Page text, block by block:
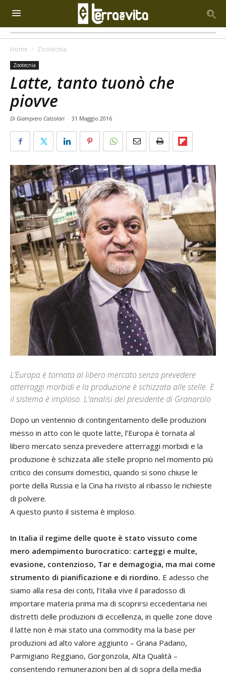
Home Zootecnia
Zootecnia
Latte, tanto tuonò che
piovve
Di Giampiero Calzolari - 31 Maggio 2016
L’Europa è tornata al libero mercato senza prevedere
atterraggi morbidi e la produzione è schizzata alle stelle. E
il sistema è imploso. L'analisi del presidente di Granarolo
Dopo un ventennio di contingentamento delle produzioni
messo in atto con le quote latte, l’Europa è tornata al
libero mercato senza prevedere atterraggi morbidi e la
produzione è schizzata alle stelle proprio nel momento più
critico dei consumi domestici, quando si sono chiuse le
porte della Russia e la Cina ha rivisto al ribasso le richieste
di polvere.
A questo punto il sistema è imploso.
In Italia il regime delle quote è stato vissuto come
mero adempimento burocratico: carteggi e multe,
evasione, contenzioso, Tar e demagogia, ma mai come
strumento di pianificazione e di riordino. E adesso che
siamo alla resa dei conti, l’Italia vive il paradosso di
importare materia prima ma di scoprirsi eccedentaria nei
distretti delle produzioni di eccellenza, in quelle zone dove
il latte non è mai stato una commodity ma la base per
produzioni ad alto valore aggiunto – Grana Padano,
Parmigiano Reggiano, Gorgonzola, Alta Qualità –
consentendo remunerazioni ben al di sopra della media